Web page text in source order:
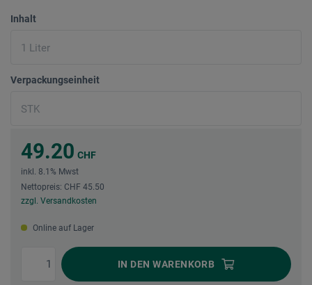
Inhalt
Verpackungseinheit
49.20 CHF
inkl. 8.1% Mwst
Nettopreis: CHF 45.50
zzgl. Versandkosten
Online auf Lager
IN DEN WARENKORB